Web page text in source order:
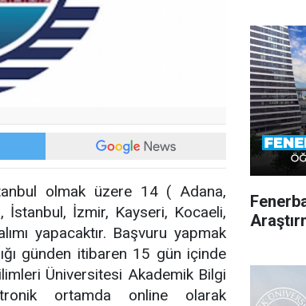
olmak üzere 14 ( Adana,
İstanbul, İzmir, Kayseri, Kocaeli,
yapacaktır. Başvuru yapmak
günden itibaren 15 gün içinde
Üniversitesi Akademik Bilgi
ortamda online olarak